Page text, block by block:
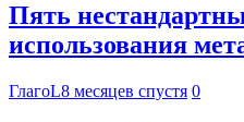
Пять
использования
ГлагоL8 месяцев спустя 0